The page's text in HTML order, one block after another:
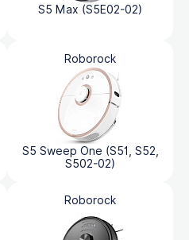
S5 Max (S5E02-02)
Roborock
S5 Sweep One (S51, S52,
S502-02)
Roborock